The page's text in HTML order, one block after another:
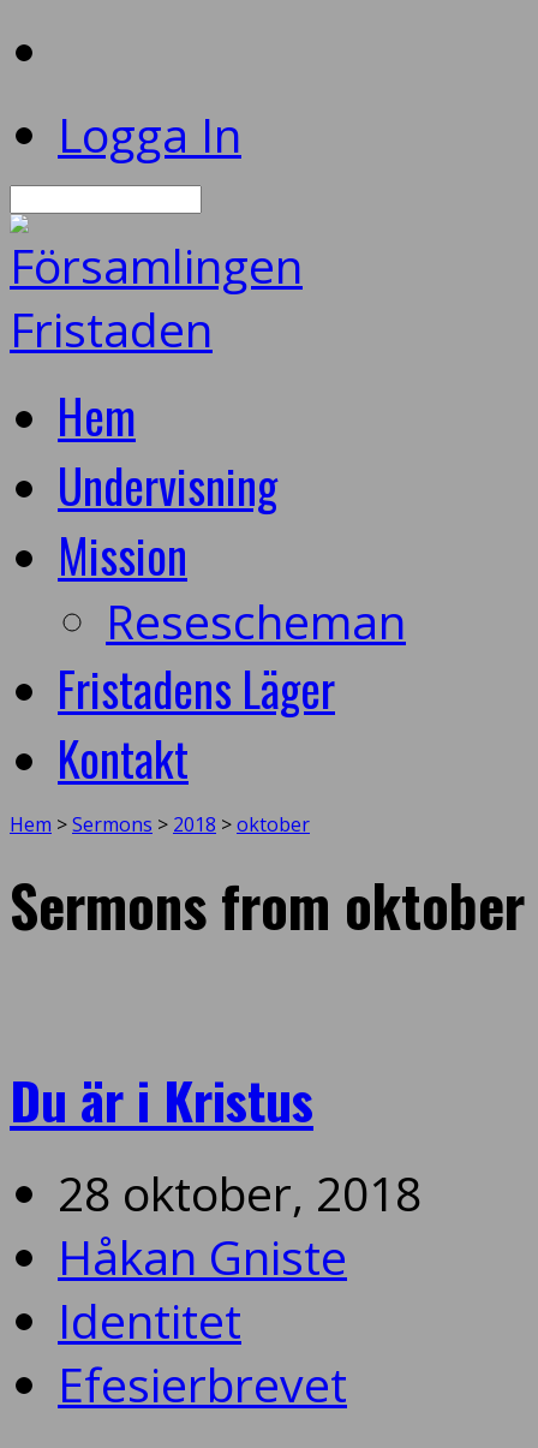
Logga In
Hem
Undervisning
Mission
Resescheman
Fristadens Läger
Kontakt
Hem >Sermons > 2018 >oktober
Sermons from
Du är i Kristus
28 oktober, 2018
Håkan Gniste
Identitet
Efesierbrevet